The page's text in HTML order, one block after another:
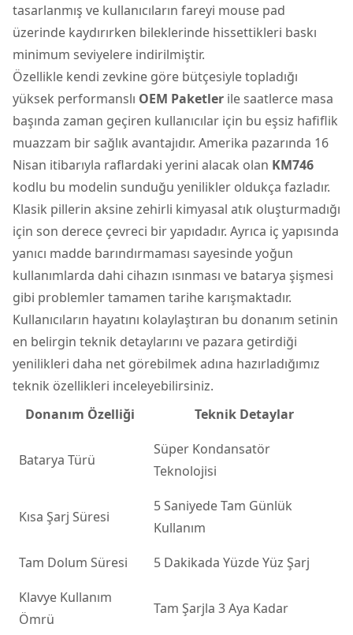
tasarlanmış ve kullanıcıların fareyi mouse pad
üzerinde kaydırırken bileklerinde hissettikleri baskı
minimum seviyelere indirilmiştir.
Özellikle kendi zevkine göre bütçesiyle topladığı
yüksek performanslı OEM Paketler ile saatlerce masa
başında zaman geçiren kullanıcılar için bu eşsiz hafiflik
muazzam bir sağlık avantajıdır. Amerika pazarında 16
Nisan itibarıyla raflardaki yerini alacak olan KM746
kodlu bu modelin sunduğu yenilikler oldukça fazladır.
Klasik pillerin aksine zehirli kimyasal atık oluşturmadığı
için son derece çevreci bir yapıdadır. Ayrıca iç yapısında
yanıcı madde barındırmaması sayesinde yoğun
kullanımlarda dahi cihazın ısınması ve batarya şişmesi
gibi problemler tamamen tarihe karışmaktadır.
Kullanıcıların hayatını kolaylaştıran bu donanım setinin
en belirgin teknik detaylarını ve pazara getirdiği
yenilikleri daha net görebilmek adına hazırladığımız
teknik özellikleri inceleyebilirsiniz.
Donanım Özelliği
Teknik Detaylar
Batarya Türü
Süper Kondansatör
Teknolojisi
Kısa Şarj Süresi
5 Saniyede Tam Günlük
Kullanım
Tam Dolum Süresi
5 Dakikada Yüzde Yüz Şarj
Klavye Kullanım
Ömrü
Tam Şarjla 3 Aya Kadar